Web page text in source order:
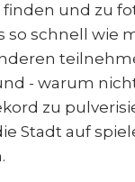
und zu
so schnell wie
- warum
zu
Stadt auf